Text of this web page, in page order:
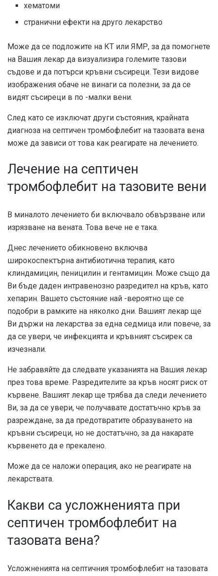
хематоми
странични ефекти на друго лекарство
Може да се подложите на КТ или ЯМР, за да помогнете
на Вашия лекар да визуализира големите тазови
съдове и да потърси кръвни съсиреци. Тези видове
изображения обаче не винаги са полезни, за да се
видят съсиреци в по -малки вени.
След като се изключат други състояния, крайната
диагноза на септичен тромбофлебит на тазовата вена
може да зависи от това как реагирате на лечението.
Лечение на септичен
тромбофлебит на тазовите вени
В миналото лечението би включвало обвързване или
изрязване на вената. Това вече не е така.
Днес лечението обикновено включва
широкоспектърна антибиотична терапия, като
клиндамицин, пеницилин и гентамицин. Може също да
Ви бъде даден интравенозно разредител на кръв, като
хепарин. Вашето състояние най -вероятно ще се
подобри в рамките на няколко дни. Вашият лекар ще
Ви държи на лекарства за една седмица или повече, за
да се увери, че инфекцията и кръвният съсирек са
изчезнали.
Не забравяйте да следвате указанията на Вашия лекар
през това време. Разредителите за кръв носят риск от
кървене. Вашият лекар ще трябва да следи лечението
Ви, за да се увери, че получавате достатъчно кръв за
разреждане, за да предотвратите образуването на
кръвни съсиреци, но не достатъчно, за да накарате
кървенето да е прекалено.
Може да се наложи операция, ако не реагирате на
лекарствата.
Какви са усложненията при
септичен тромбофлебит на
тазовата вена?
Усложненията на септичния тромбофлебит на тазовата